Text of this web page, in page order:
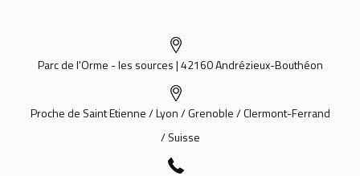
Parc de l'Orme - les sources | 42160 Andrézieux-Bouthéon
Proche de Saint Etienne / Lyon / Grenoble / Clermont-Ferrand
/ Suisse